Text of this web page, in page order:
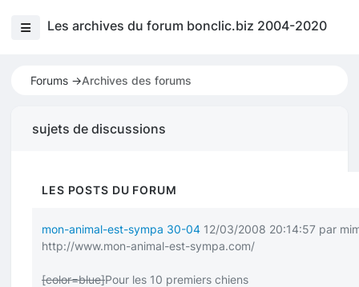
Les archives du forum bonclic.biz 2004-2020
Forums ->Archives des forums
sujets de discussions
LES POSTS DU FORUM
mon-animal-est-sympa 30-04 12/03/2008 20:14:57 par
http://www.mon-animal-est-sympa.com/
[color=blue]Pour les 10 premiers chiens